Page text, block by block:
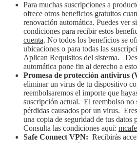
Para muchas suscripciones a
ofrece otros beneficios gratuitos
renovación automática. Puedes ver
condiciones para recibir estos
cuenta. No todos los beneficios se
ubicaciones o para todas las
Aplican Requisitos del sistema.
automática pone fin al derecho a
Promesa de protección antivirus
eliminar un virus de tu dispositivo
reembolsaremos el importe que
suscripción actual. El reembolso no
pérdidas causados por un virus.
una copia de seguridad de tus datos
Consulta las condiciones aquí:
Safe Connect VPN: Recibirás